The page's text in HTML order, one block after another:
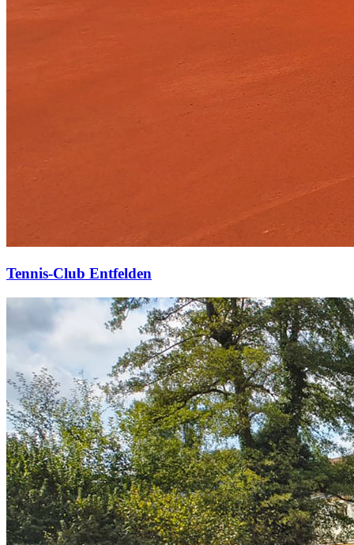
Tennis-Club Entfelden